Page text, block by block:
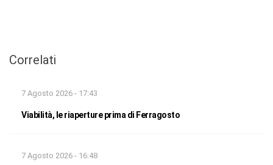
Correlati
7 Agosto 2026 - 17:43
Viabilità, le riaperture prima di Ferragosto
7 Agosto 2026 - 16:48